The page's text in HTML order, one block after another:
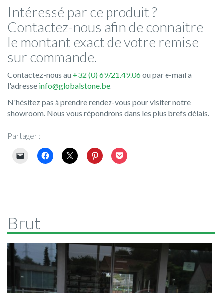
Intéressé par ce produit ?
Contactez-nous afin de connaitre
le montant exact de votre remise
sur commande.
Contactez-nous au +32 (0) 69/21.49.06ou par e-mail à
l'adresse info@globalstone.be.
N'hésitez pas à prendre rendez-vous pour visiter notre
showroom. Nous vous répondrons dans les plus brefs délais.
Partager :
Brut